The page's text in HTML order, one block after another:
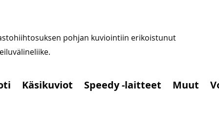
pohjan kuviointiin erikoistunut
Käsikuviot Speedy -laitteet Muut